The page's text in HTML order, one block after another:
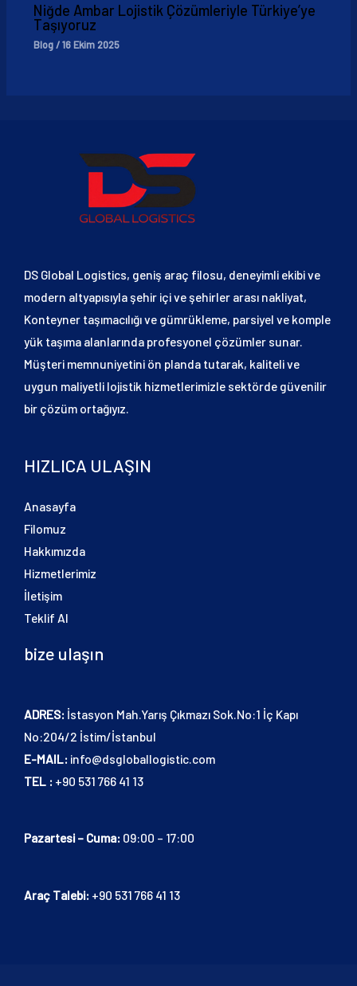
Niğde Ambar Lojistik Çözümleriyle Türkiye’ye
Taşıyoruz
Blog/16 Ekim 2025
DS Global Logistics, geniş araç filosu, deneyimli ekibi ve
modern altyapısıyla şehir içi ve şehirler arası nakliyat,
Konteyner taşımacılığı ve gümrükleme, parsiyel ve komple
yük taşıma alanlarında profesyonel çözümler sunar.
Müşteri memnuniyetini ön planda tutarak, kaliteli ve
uygun maliyetli lojistik hizmetlerimizle sektörde güvenilir
bir çözüm ortağıyız.
HIZLICA ULAŞIN
Anasayfa
Filomuz
Hakkımızda
Hizmetlerimiz
İletişim
Teklif Al
bize ulaşın
ADRES: İstasyon Mah.Yarış Çıkmazı Sok.No:1 İç Kapı
No:204/2 İstim/İstanbul
E-MAIL: info@dsgloballogistic.com
TEL : +90 531 766 41 13
Pazartesi – Cuma: 09:00 – 17:00
Araç Talebi: +90 531 766 41 13